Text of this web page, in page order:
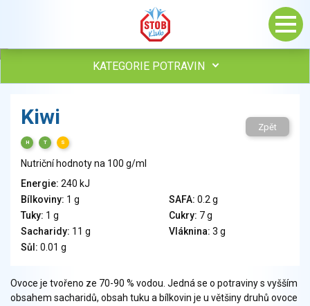
KATEGORIE POTRAVIN
Vejce
Mléko
Veganské a vegetariánské výrobky
Tuky
Obiloviny, mouka, cereální výrobky
Chléb, pečivo, křehké chleby, pufované výrobky
Ovoce
Ořechy, semena
Kiwi
H T S
Zpět
Nutriční hodnoty na 100 g/ml
Energie: 240 kJ
Bílkoviny: 1 g SAFA: 0.2 g
Tuky: 1 g Cukry: 7 g
Sacharidy: 11 g Vláknina: 3 g
Sůl: 0.01 g
Ovoce je tvořeno ze 70-90 % vodou. Jedná se o potraviny s vyšším
obsahem sacharidů, obsah tuku a bílkovin je u většiny druhů ovoce